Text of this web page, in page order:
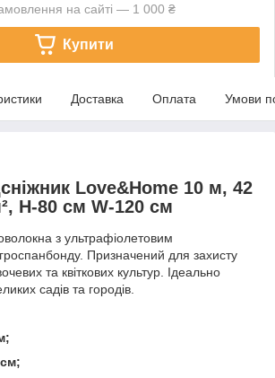
на сайті — 1 000 ₴
Купити
Доставка Оплата Умови
Love&Home 10 м, 42
Н-80 см W-120 см
з ультрафіолетовим
Призначений для захисту
та квіткових культур. Ідеально
садів та городів.